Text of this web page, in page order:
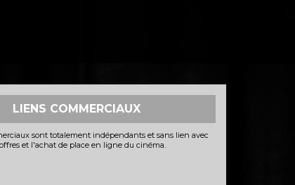
LIENS COMMERCIAUX
sont totalement indépendants et sans lien avec
et l'achat de place en ligne du cinéma.